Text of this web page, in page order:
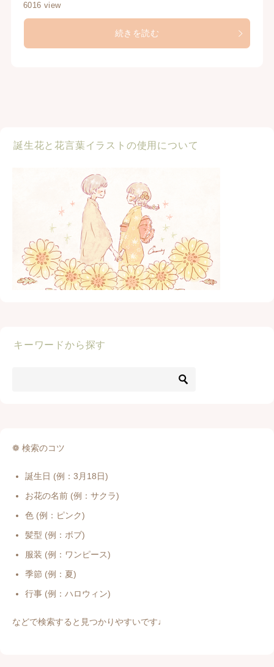
6016 view
続きを読む
誕生花と花言葉イラストの使用について
キーワードから探す
❁ 検索のコツ
誕生日 (例：3月18日)
お花の名前 (例：サクラ)
色 (例：ピンク)
髪型 (例：ボブ)
服装 (例：ワンピース)
季節 (例：夏)
行事 (例：ハロウィン)
などで検索すると見つかりやすいです♩